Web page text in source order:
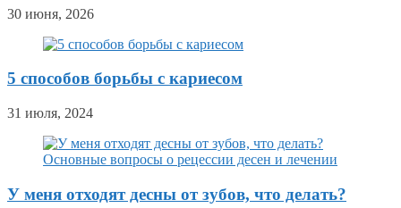
30 июня, 2026
5 способов борьбы с кариесом
31 июля, 2024
У меня отходят десны от зубов, что делать?